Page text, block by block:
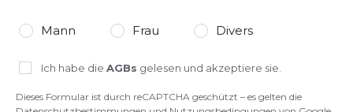
Mann Frau Divers
Ich habe die AGBs gelesen und akzeptiere sie.
Dieses Formular ist durch reCAPTCHA geschützt – es gelten die